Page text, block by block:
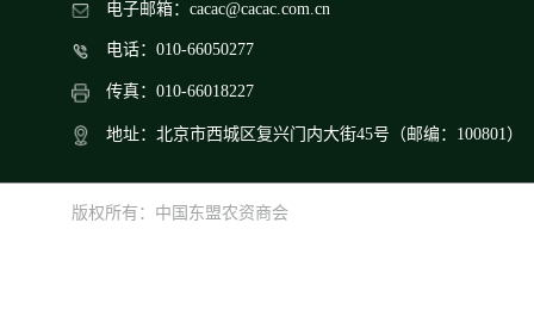
电子邮箱：cacac@cacac.com.cn
电话：010-66050277
传真：010-66018227
地址：北京市西城区复兴门内大街45号（邮编：100801）
版权所有：中国东盟农资商会